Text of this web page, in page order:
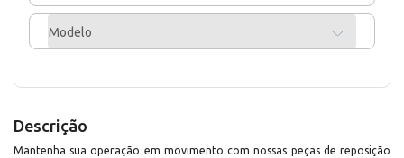
Modelo
Descrição
Mantenha sua operação em movimento com nossas peças de reposição